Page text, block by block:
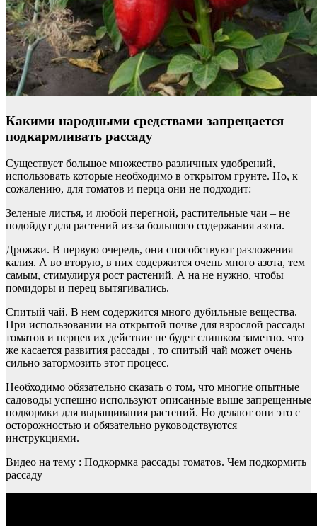
Какими народными средствами запрещается
подкармливать рассаду
Существует большое множество различных удобрений,
использовать которые необходимо в открытом грунте. Но, к
сожалению, для томатов и перца они не подходит:
Зеленые листья, и любой перегной, растительные чаи – не
подойдут для растений из-за большого содержания азота.
Дрожжи. В первую очередь, они способствуют разложения
калия. А во вторую, в них содержится очень много азота, тем
самым, стимулируя рост растений. А на не нужно, чтобы
помидоры и перец вытягивались.
Спитый чай. В нем содержится много дубильные вещества.
При использовании на открытой почве для взрослой рассады
томатов и перцев их действие не будет слишком заметно. что
же касается развития рассады , то спитый чай может очень
сильно затормозить этот процесс.
Необходимо обязательно сказать о том, что многие опытные
садоводы успешно используют описанные выше запрещенные
подкормки для выращивания растений. Но делают они это с
осторожностью и обязательно руководствуются
инструкциями.
Видео на тему : Подкормка рассады томатов. Чем подкормить
рассаду